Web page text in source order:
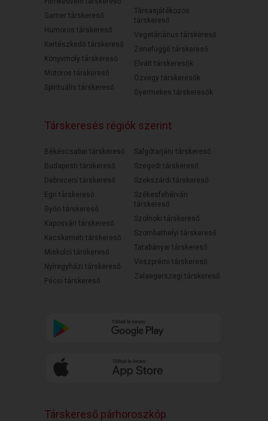
Gamer társkereső
Humoros társkereső
Kertészkedő társkereső
Könyvmoly társkereső
Motoros társkereső
Spirituális társkereső
Társasjátékozós
társkereső
Vegetáriánus társkereső
Zenefüggő társkereső
Elvált társkeresők
Özvegy társkeresők
Gyermekes társkeresők
Társkeresés régiók szerint
Békéscsabai társkereső
Budapesti társkereső
Debreceni társkereső
Egri társkereső
Győri társkereső
Kaposvári társkereső
Kecskeméti társkereső
Miskolci társkereső
Nyíregyházi társkereső
Pécsi társkereső
Salgótarjáni társkereső
Szegedi társkereső
Szekszárdi társkereső
Székesfehérvári
társkereső
Szolnoki társkereső
Szombathelyi társkereső
Tatabányai társkereső
Veszprémi társkereső
Zalaegerszegi társkereső
Társkereső párhoroszkóp